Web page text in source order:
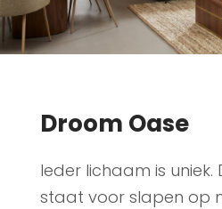
Droom Oase
Ieder lichaam is uniek.
staat voor slapen op